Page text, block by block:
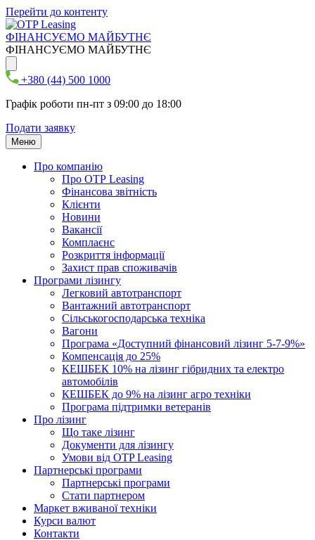
Перейти до контенту
ФІНАНСУЄМО МАЙБУТНЄ
ФІНАНСУЄМО МАЙБУТНЄ
+380 (44) 500 1000
Графік роботи пн-пт з 09:00 до 18:00
Подати заявку
Меню
Про компанію
Про ОТР Leasing
Фінансова звітність
Клієнти
Новини
Вакансії
Комплаєнс
Розкриття інформації
Захист прав споживачів
Програми лізингу
Легковий автотранспорт
Вантажний автотранспорт
Cільськогосподарська техніка
Вагони
Програма «Доступний фінансовий лізинг 5-7-9%»
Компенсація до 25%
КЕШБЕК 10% на лізинг гібридних та електро
автомобілів
КЕШБЕК до 9% на лізинг агро техніки
Програма підтримки ветеранів
Про лізинг
Що таке лізинг
Документи для лізингу
Умови від OTP Leasing
Партнерські програми
Партнерські програми
Стати партнером
Маркет вживаної техніки
Курси валют
Контакти